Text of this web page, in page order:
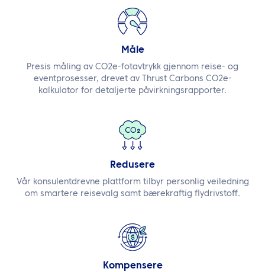
Måle
Presis måling av CO2e-fotavtrykk gjennom reise- og
eventprosesser, drevet av Thrust Carbons CO2e-
kalkulator for detaljerte påvirkningsrapporter.
Redusere
Vår konsulentdrevne plattform tilbyr personlig veiledning
om smartere reisevalg samt bærekraftig flydrivstoff.
Kompensere